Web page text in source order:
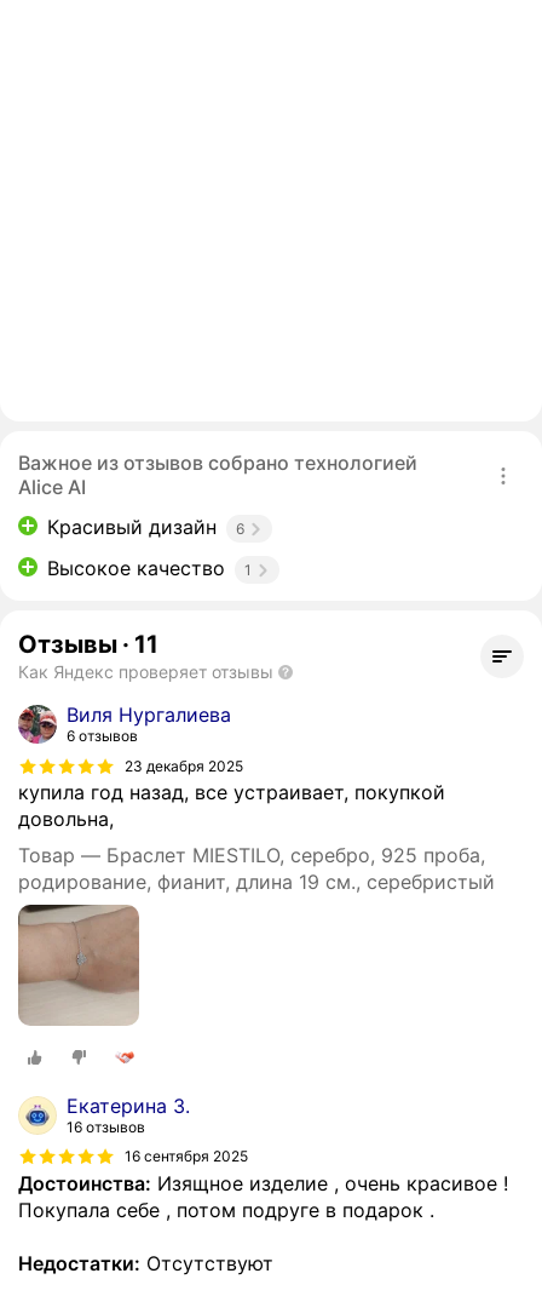
Важное из отзывов собрано технологией
Alice AI
Красивый дизайн
6
Высокое качество 1
Отзывы · 11
Как Яндекс проверяет отзывы
Виля Нургалиева
6 отзывов
23 декабря 2025
купила год назад, все устраивает, покупкой
довольна,
Товар — Браслет MIESTILO, серебро, 925 проба,
родирование, фианит, длина 19 см., серебристый
Екатерина З.
16 отзывов
16 сентября 2025
Достоинства: Изящное изделие , очень красивое !
Покупала себе , потом подруге в подарок .
Недостатки: Отсутствуют